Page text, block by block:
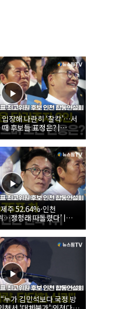
장해 나란히 ‘찰칵’…서
때 후보들 표정은? |
당 당대표·최고위원 후
주 52.64%·인천
…정청래 따돌렸다’ |
당대표·최고위원 후
가 김민석보다 국정 방